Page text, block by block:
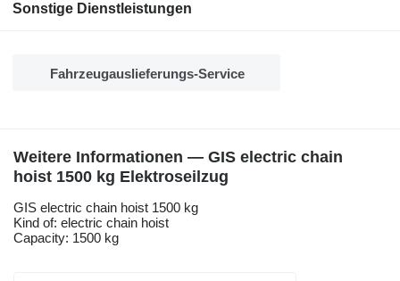
Sonstige Dienstleistungen
Fahrzeugauslieferungs-Service
Weitere Informationen — GIS electric chain
hoist 1500 kg Elektroseilzug
GIS electric chain hoist 1500 kg
Kind of: electric chain hoist
Capacity: 1500 kg